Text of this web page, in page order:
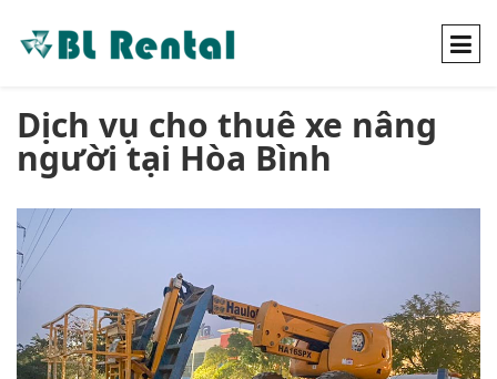
Dịch vụ cho thuê xe nâng
người tại Hòa Bình